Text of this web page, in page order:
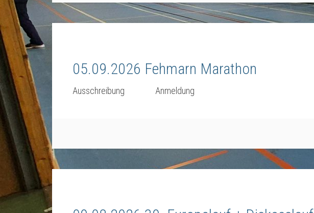
05.09.2026 Fehmarn Marathon
Ausschreibung Anmeldung